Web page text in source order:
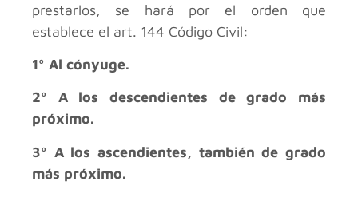
prestarlos, se hará por el orden que
establece el art. 144 Código Civil:
1º Al cónyuge.
2º A los descendientes de grado más
próximo.
3º A los ascendientes, también de grado
más próximo.